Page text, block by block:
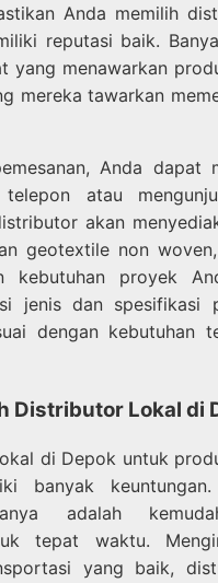
Anda memilih
reputasi baik.
yang menawarkan
mereka tawarkan
Anda dapat
atau
akan
geotextile non
kebutuhan proyek
jenis dan spesifikasi
dengan kebutuhan
Distributor Lokal di
di Depok untuk
banyak
adalah
tepat waktu.
yang baik,